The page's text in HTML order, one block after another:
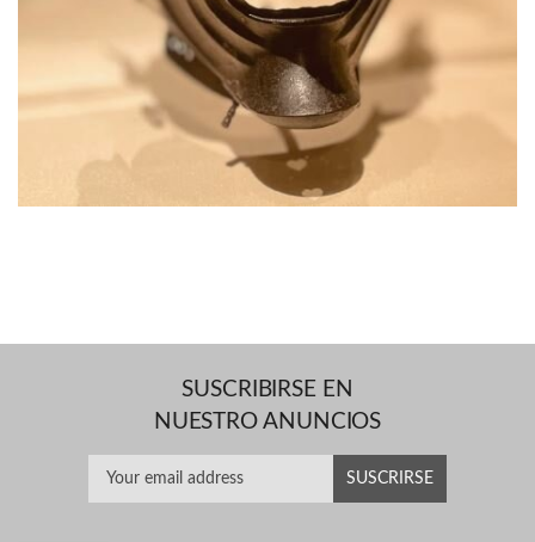
SUSCRIBIRSE EN
NUESTRO ANUNCIOS